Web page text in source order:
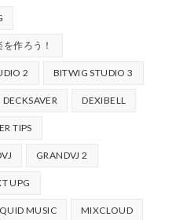
作ろう！
2 BITWIG STUDIO 3
DECKSAVER DEXIBELL
TIPS
GRANDVJ 2
UPG
MUSIC MIXCLOUD